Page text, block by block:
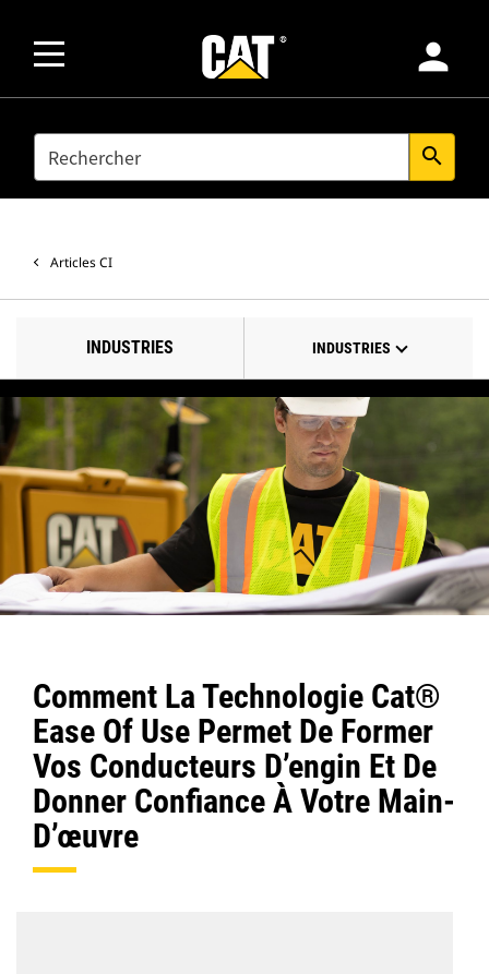
person
SEARCH search
Articles CI
INDUSTRIES INDUSTRIES
Comment La Technologie Cat®
Ease Of Use Permet De Former
Vos Conducteurs D’engin Et De
Donner Confiance À Votre Main-
D’œuvre